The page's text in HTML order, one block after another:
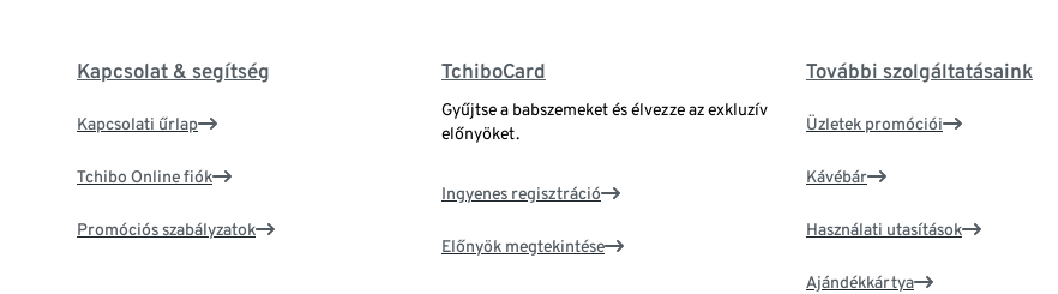
Kapcsolat & segítség
Kapcsolati űrlap
Tchibo Online fiók
Promóciós szabályzatok
TchiboCard
Gyűjtse a babszemeket és élvezze az exkluzív
előnyöket.
Ingyenes regisztráció
Előnyök megtekintése
További szolgáltatásaink
Üzletek promóciói
Kávébár
Használati utasítások
Ajándékkártya